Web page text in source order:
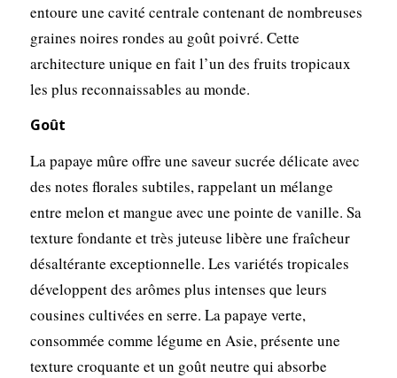
entoure une cavité centrale contenant de nombreuses
graines noires rondes au goût poivré. Cette
architecture unique en fait l’un des fruits tropicaux
les plus reconnaissables au monde.
Goût
La papaye mûre offre une saveur sucrée délicate avec
des notes florales subtiles, rappelant un mélange
entre melon et mangue avec une pointe de vanille. Sa
texture fondante et très juteuse libère une fraîcheur
désaltérante exceptionnelle. Les variétés tropicales
développent des arômes plus intenses que leurs
cousines cultivées en serre. La papaye verte,
consommée comme légume en Asie, présente une
texture croquante et un goût neutre qui absorbe